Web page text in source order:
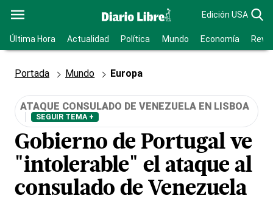
Edición USA
Última Hora Actualidad Política Mundo Economía
Portada Mundo Europa
ATAQUE CONSULADO DE VENEZUELA EN LISBOA
SEGUIR TEMA +
Gobierno de Portugal ve
"intolerable" el ataque al
consulado de Venezuela